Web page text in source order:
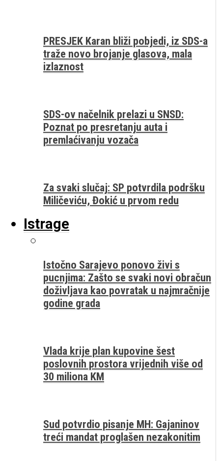
PRESJEK Karan bliži pobjedi, iz SDS-a
traže novo brojanje glasova, mala
izlaznost
SDS-ov načelnik prelazi u SNSD:
Poznat po presretanju auta i
premlaćivanju vozača
Za svaki slučaj: SP potvrdila podršku
Miličeviću, Đokić u prvom redu
Istrage
Istočno Sarajevo ponovo živi s
pucnjima: Zašto se svaki novi obračun
doživljava kao povratak u najmračnije
godine grada
Vlada krije plan kupovine šest
poslovnih prostora vrijednih više od
30 miliona KM
Sud potvrdio pisanje MH: Gajaninov
treći mandat proglašen nezakonitim